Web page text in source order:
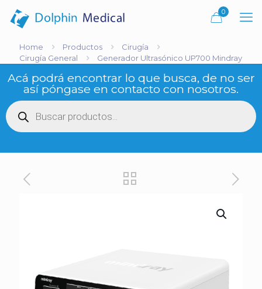
0
Home Productos
Cirugía
Cirugía General
Generador Ultrasónico UP700 Mindray
Acá podrá encontrar lo que busca, de no ser
así póngase en contacto con nosotros.
Búsqueda
de
productos